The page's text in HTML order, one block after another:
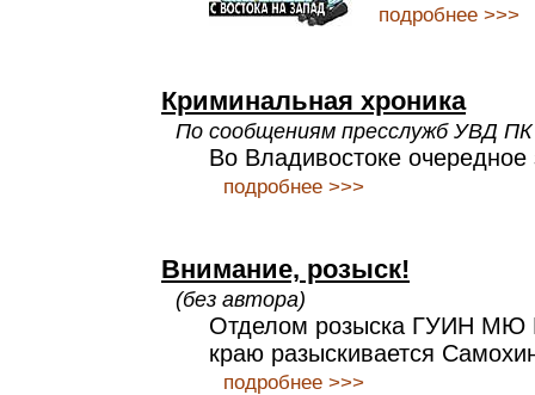
подробнее >>>
Криминальная хроника
По сообщениям пресслужб УВД
Во Владивостоке очередное
подробнее >>>
Внимание, розыск!
(без автора)
Отделом розыска ГУИН МЮ
краю разыскивается
подробнее >>>